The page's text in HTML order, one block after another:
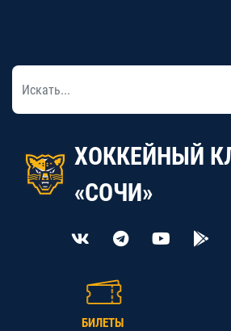
ХОККЕЙНЫЙ
«СОЧИ»
БИЛЕТЫ